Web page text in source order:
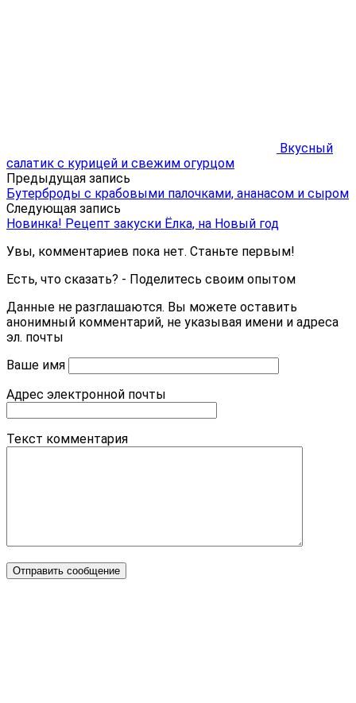
Вкусный
салатик с курицей и свежим огурцом
Предыдущая запись
Бутерброды с крабовыми палочками, ананасом и сыром
Следующая запись
Новинка! Рецепт закуски Ёлка, на Новый год
Увы, комментариев пока нет. Станьте первым!
Есть, что сказать? - Поделитесь своим опытом
Данные не разглашаются. Вы можете оставить
анонимный комментарий, не указывая имени и адреса
эл. почты
Ваше имя
Адрес электронной почты
Текст комментария